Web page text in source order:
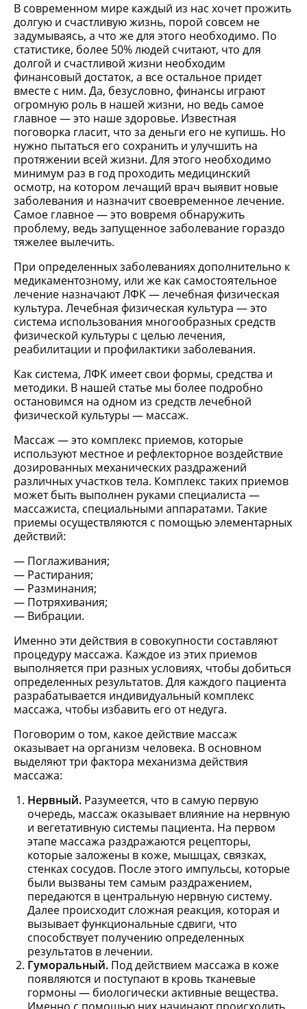
В современном мире каждый из нас хочет прожить
долгую и счастливую жизнь, порой совсем не
задумываясь, а что же для этого необходимо. По
статистике, более 50% людей считают, что для
долгой и счастливой жизни необходим
финансовый достаток, а все остальное придет
вместе с ним. Да, безусловно, финансы играют
огромную роль в нашей жизни, но ведь самое
главное — это наше здоровье. Известная
поговорка гласит, что за деньги его не купишь. Но
нужно пытаться его сохранить и улучшить на
протяжении всей жизни. Для этого необходимо
минимум раз в год проходить медицинский
осмотр, на котором лечащий врач выявит новые
заболевания и назначит своевременное лечение.
Самое главное — это вовремя обнаружить
проблему, ведь запущенное заболевание гораздо
тяжелее вылечить.
При определенных заболеваниях дополнительно к
медикаментозному, или же как самостоятельное
лечение назначают ЛФК — лечебная физическая
культура. Лечебная физическая культура — это
система использования многообразных средств
физической культуры с целью лечения,
реабилитации и профилактики заболевания.
Как система, ЛФК имеет свои формы, средства и
методики. В нашей статье мы более подробно
остановимся на одном из средств лечебной
физической культуры — массаж.
Массаж — это комплекс приемов, которые
используют местное и рефлекторное воздействие
дозированных механических раздражений
различных участков тела. Комплекс таких приемов
может быть выполнен руками специалиста —
массажиста, специальными аппаратами. Такие
приемы осуществляются с помощью элементарных
действий:
Поглаживания;
Растирания;
Разминания;
Потряхивания;
Вибрации.
Именно эти действия в совокупности составляют
процедуру массажа. Каждое из этих приемов
выполняется при разных условиях, чтобы добиться
определенных результатов. Для каждого пациента
разрабатывается индивидуальный комплекс
массажа, чтобы избавить его от недуга.
Поговорим о том, какое действие массаж
оказывает на организм человека. В основном
выделяют три фактора механизма действия
массажа:
Нервный. Разумеется, что в самую первую
очередь, массаж оказывает влияние на нервную
и вегетативную системы пациента. На первом
этапе массажа раздражаются рецепторы,
которые заложены в коже, мышцах, связках,
стенках сосудов. После этого импульсы, которые
были вызваны тем самым раздражением,
передаются в центральную нервную систему.
Далее происходит сложная реакция, которая и
вызывает функциональные сдвиги, что
способствует получению определенных
результатов в лечении.
Гуморальный. Под действием массажа в коже
появляются и поступают в кровь тканевые
гормоны — биологически активные вещества.